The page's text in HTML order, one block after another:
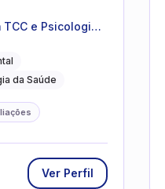
e Psicologia
da Saúde
Ver Perfil